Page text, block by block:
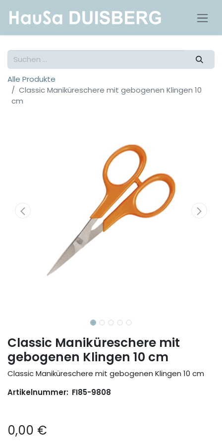
Alle Produkte
Classic Maniküreschere mit gebogenen Klingen 10
cm
Classic Maniküreschere mit
gebogenen Klingen 10 cm
Classic Maniküreschere mit gebogenen Klingen 10 cm
Artikelnummer: FI85-9808
0,00 €